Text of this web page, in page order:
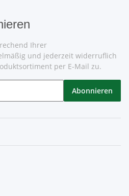
Ihrer
und jederzeit widerruflich
per E-Mail zu.
Abonnieren